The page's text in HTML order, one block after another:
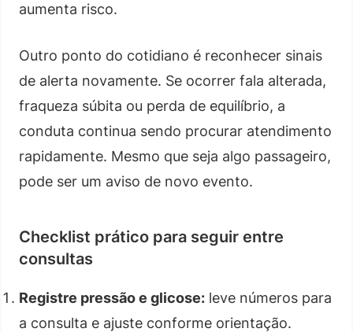
aumenta risco.
Outro ponto do cotidiano é reconhecer sinais
de alerta novamente. Se ocorrer fala alterada,
fraqueza súbita ou perda de equilíbrio, a
conduta continua sendo procurar atendimento
rapidamente. Mesmo que seja algo passageiro,
pode ser um aviso de novo evento.
Checklist prático para seguir entre
consultas
Registre pressão e glicose: leve números para
a consulta e ajuste conforme orientação.